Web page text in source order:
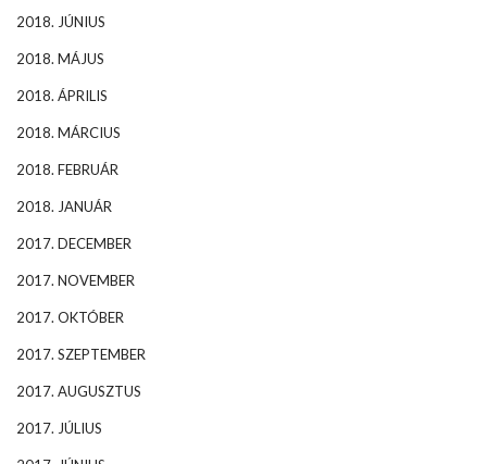
2018. JÚNIUS
2018. MÁJUS
2018. ÁPRILIS
2018. MÁRCIUS
2018. FEBRUÁR
2018. JANUÁR
2017. DECEMBER
2017. NOVEMBER
2017. OKTÓBER
2017. SZEPTEMBER
2017. AUGUSZTUS
2017. JÚLIUS